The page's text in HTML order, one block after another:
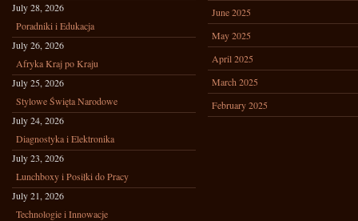
July 28, 2026
Poradniki i Edukacja
July 26, 2026
Afryka Kraj po Kraju
July 25, 2026
Stylowe Święta Narodowe
July 24, 2026
Diagnostyka i Elektronika
July 23, 2026
Lunchboxy i Posiłki do Pracy
July 21, 2026
Technologie i Innowacje
June 2025
May 2025
April 2025
March 2025
February 2025